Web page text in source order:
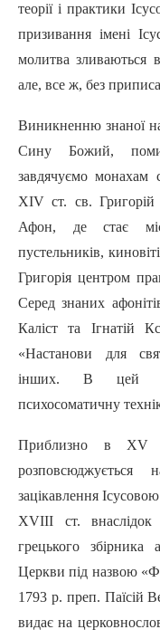
теорії i практики
призивання імені
молитва зливаються
але, все ж, без
Виникненню знаної
Сину Божий,
завдячуємо монахам
XIV ст. св.
Афон, де стає
пустельників,
Григорія центром
Серед знаних
Каліст та Ігнатій
«Настанови для
інших. В цей
психосоматичну
Приблизно в XV
зацікавлення
XVIII ст.
грецького збірника
Церкви під назвою
1793 р. пpeп. Паїсій
видає на